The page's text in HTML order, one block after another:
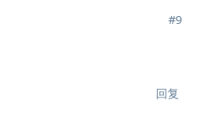
#9
回复